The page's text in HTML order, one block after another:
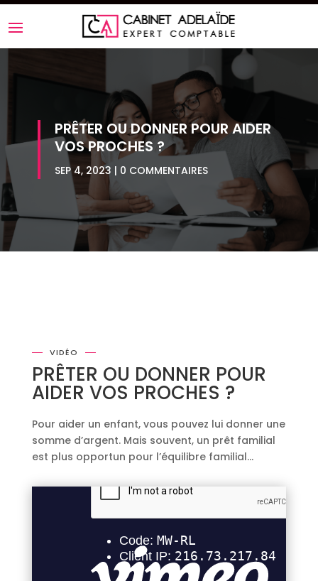
PRÊTER OU DONNER POUR AIDER
VOS PROCHES ?
SEP 4, 2023 0 COMMENTAIRES
VIDÉO
PRÊTER OU DONNER POUR
AIDER VOS PROCHES ?
Pour aider un enfant, vous pouvez lui donner une
somme d’argent. Mais souvent, un prêt familial
est plus opportun pour l’équilibre familial…